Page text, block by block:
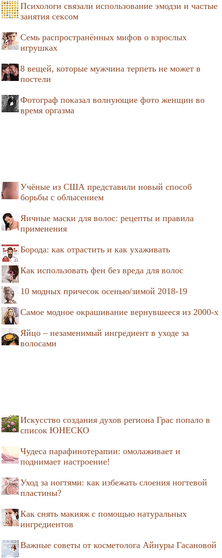
Психологи связали использование эмодзи и частые
занятия сексом
Семь распространённых мифов о взрослых
игрушках
8 вещей, которые мужчина терпеть не может в
постели
Фотограф показал волнующие фото женщин во
время оргазма
Учёные из США представили новый способ
борьбы с облысением
Яичные маски для волос: рецепты и правила
применения
Борода: как отрастить и как ухаживать
Как использовать фен без вреда для волос
10 модных причесок осенью/зимой 2018-19
Самое модное окрашивание вернувшееся из 2000-х
Яйцо – незаменимый ингредиент в уходе за
волосами
Искусство создания духов региона Грас попало в
список ЮНЕСКО
Чудеса парафинотерапии: омолаживает и
поднимает настроение!
Уход за ногтями: как избежать слоения ногтевой
пластины?
Как снять макияж с помощью натуральных
ингредиентов
Важные советы от косметолога Айнуры Гасановой